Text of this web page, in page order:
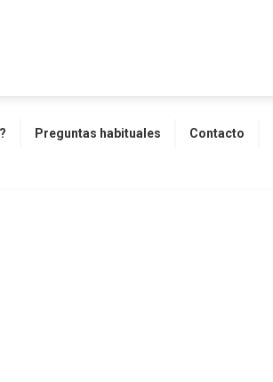
Preguntas habituales Contacto